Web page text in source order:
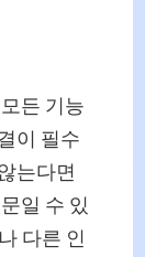
든 기능
이 필수
는다면
일 수 있
다른 인